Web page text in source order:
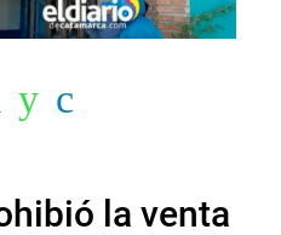
la venta